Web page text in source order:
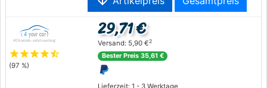
starstarstarstarstar_half
(97 %)
Lieferzeit: 1 - 3 Werktage
29,71 €
Versand: 5,90 €2
Bester Preis 35,61 €